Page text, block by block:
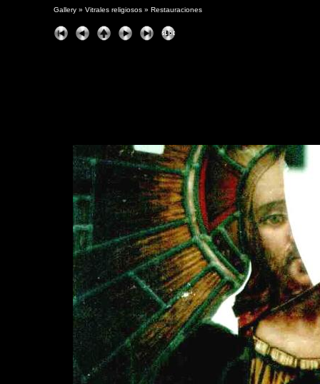
Gallery » Vitrales religiosos » Restauraciones